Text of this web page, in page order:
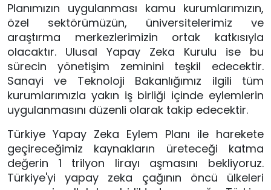
Planımızın uygulanması kamu kurumlarımızın,
özel sektörümüzün, üniversitelerimiz ve
araştırma merkezlerimizin ortak katkısıyla
olacaktır. Ulusal Yapay Zeka Kurulu ise bu
sürecin yönetişim zeminini teşkil edecektir.
Sanayi ve Teknoloji Bakanlığımız ilgili tüm
kurumlarımızla yakın iş birliği içinde eylemlerin
uygulanmasını düzenli olarak takip edecektir.
Türkiye Yapay Zeka Eylem Planı ile harekete
geçireceğimiz kaynakların üreteceği katma
değerin 1 trilyon lirayı aşmasını bekliyoruz.
Türkiye'yi yapay zeka çağının öncü ülkeleri